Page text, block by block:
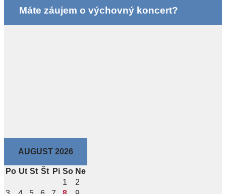
Máte záujem o výchovný koncert?
AUGUST 2026
Po Ut St Št Pi So Ne
1
2